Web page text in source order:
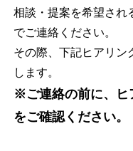
相談・提案を希望され
でご連絡ください。
その際、下記ヒアリン
します。
※ご連絡の前に、ヒ
をご確認ください。